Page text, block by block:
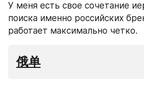
У меня есть свое сочетание
поиска именно российских
работает максимально четко.
俄单